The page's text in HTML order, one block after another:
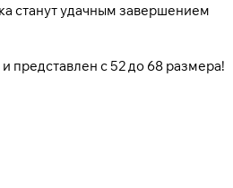
станут удачным завершением
представлен с 52 до 68 размера!